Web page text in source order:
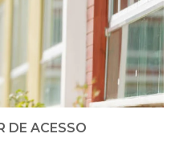
DE ACESSO